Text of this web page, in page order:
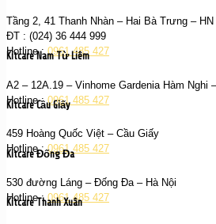
Tầng 2, 41 Thanh Nhàn – Hai Bà Trưng – HN
ĐT : (024) 36 444 999
Hotline :0961 485 427
Kitcare Nam Từ Liêm
A2 – 12A.19 – Vinhome Gardenia Hàm Nghi
Hotline :0961 485 427
Kitcare Cầu Giấy
459 Hoàng Quốc Việt – Cầu Giấy
Hotline :0961 485 427
Kitcare Đống Đa
530 đường Láng – Đống Đa – Hà Nội
Hotline :0961 485 427
Kitcare Thanh Xuân